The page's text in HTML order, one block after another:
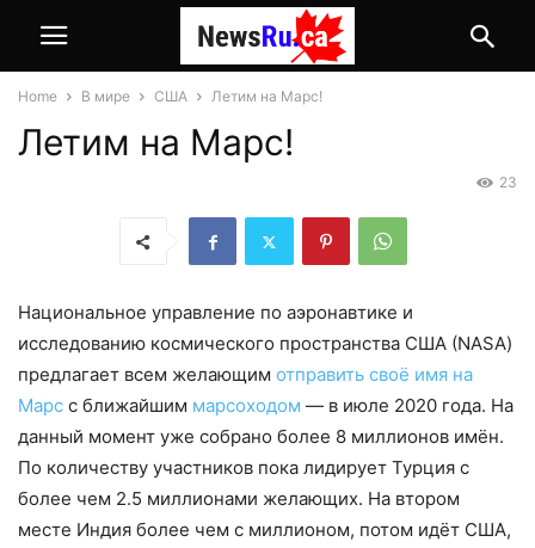
Home В мире США Летим на Марс!
Летим на Марс!
23
Национальное управление по аэронавтике и
исследованию космического пространства США (NASA)
предлагает всем желающим отправить своё имя на
Марс с ближайшим марсоходом — в июле 2020 года. На
данный момент уже собрано более 8 миллионов имён.
По количеству участников пока лидирует Турция с
более чем 2.5 миллионами желающих. На втором
месте Индия более чем с миллионом, потом идёт США,